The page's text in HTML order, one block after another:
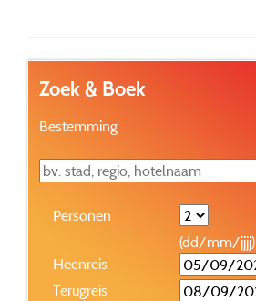
Zoek & Boek
Bestemming
Personen
(dd/mm/jjjj)
Heenreis
Terugreis